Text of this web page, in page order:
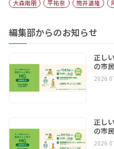
大森南朋
平祐奈 筒井道隆
編集部からのお知らせ
正し
の市
正し
の市